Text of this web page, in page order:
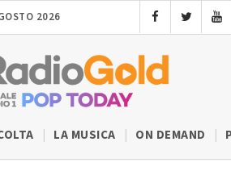
2026
LA MUSICA ON DEMAND